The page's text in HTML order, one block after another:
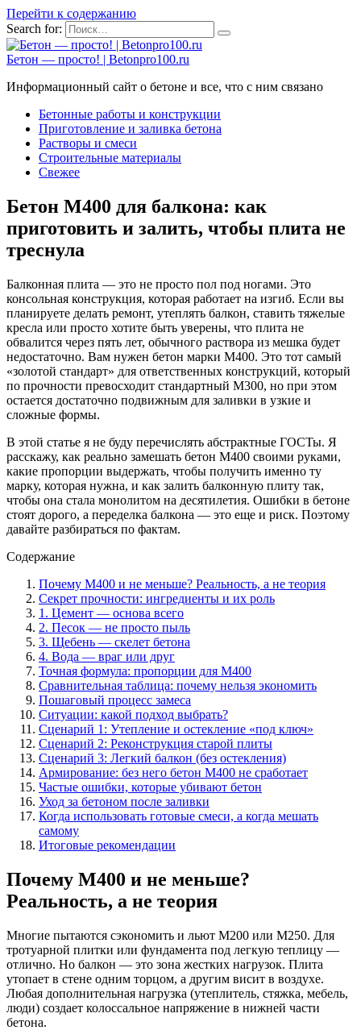
Перейти к содержанию
Search for:
Бетон — просто! | Betonpro100.ru
Информационный сайт о бетоне и все, что с ним связано
Бетонные работы и конструкции
Приготовление и заливка бетона
Растворы и смеси
Строительные материалы
Свежее
Бетон М400 для балкона: как
приготовить и залить, чтобы плита не
треснула
Балконная плита — это не просто пол под ногами. Это
консольная конструкция, которая работает на изгиб. Если вы
планируете делать ремонт, утеплять балкон, ставить тяжелые
кресла или просто хотите быть уверены, что плита не
обвалится через пять лет, обычного раствора из мешка будет
недостаточно. Вам нужен бетон марки М400. Это тот самый
«золотой стандарт» для ответственных конструкций, который
по прочности превосходит стандартный М300, но при этом
остается достаточно подвижным для заливки в узкие и
сложные формы.
В этой статье я не буду перечислять абстрактные ГОСТы. Я
расскажу, как реально замешать бетон М400 своими руками,
какие пропорции выдержать, чтобы получить именно ту
марку, которая нужна, и как залить балконную плиту так,
чтобы она стала монолитом на десятилетия. Ошибки в бетоне
стоят дорого, а переделка балкона — это еще и риск. Поэтому
давайте разбираться по фактам.
Содержание
Почему М400 и не меньше? Реальность, а не теория
Секрет прочности: ингредиенты и их роль
1. Цемент — основа всего
2. Песок — не просто пыль
3. Щебень — скелет бетона
4. Вода — враг или друг
Точная формула: пропорции для М400
Сравнительная таблица: почему нельзя экономить
Пошаговый процесс замеса
Ситуации: какой подход выбрать?
Сценарий 1: Утепление и остекление «под ключ»
Сценарий 2: Реконструкция старой плиты
Сценарий 3: Легкий балкон (без остекления)
Армирование: без него бетон М400 не сработает
Частые ошибки, которые убивают бетон
Уход за бетоном после заливки
Когда использовать готовые смеси, а когда мешать
самому
Итоговые рекомендации
Почему М400 и не меньше?
Реальность, а не теория
Многие пытаются сэкономить и льют М200 или М250. Для
тротуарной плитки или фундамента под легкую теплицу —
отлично. Но балкон — это зона жестких нагрузок. Плита
утопает в стене одним торцом, а другим висит в воздухе.
Любая дополнительная нагрузка (утеплитель, стяжка, мебель,
люди) создает колоссальное напряжение в нижней части
бетона.